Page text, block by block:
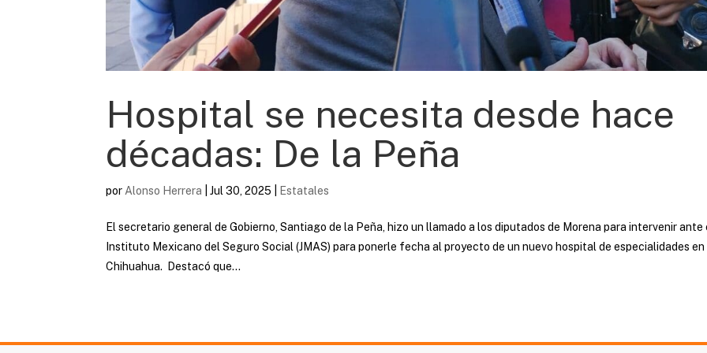
Hospital se necesita desde hace
décadas: De la Peña
porAlonso Herrera |Jul 30, 2025 Estatales
El secretario general de Gobierno, Santiago de la Peña, hizo un llamado a los diputados de Morena para intervenir ante
Instituto Mexicano del Seguro Social (JMAS) para ponerle fecha al proyecto de un nuevo hospital de especialidades en
Chihuahua. Destacó que...